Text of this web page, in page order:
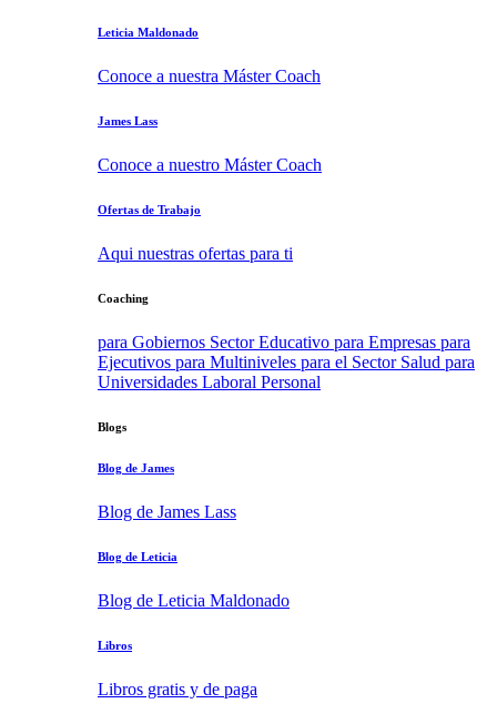
Leticia Maldonado
Conoce a nuestra Máster Coach
James Lass
Conoce a nuestro Máster Coach
Ofertas de Trabajo
Aqui nuestras ofertas para ti
Coaching
para Gobiernos Sector Educativo para Empresas para
Ejecutivos para Multiniveles para el Sector Salud para
Universidades Laboral Personal
Blogs
Blog de James
Blog de James Lass
Blog de Leticia
Blog de Leticia Maldonado
Libros
Libros gratis y de paga